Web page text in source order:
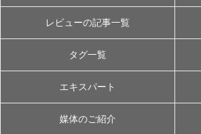
レビューの記事一覧
タグ一覧
エキスパート
媒体のご紹介